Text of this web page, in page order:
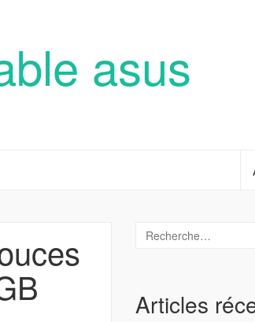
asus
Articles